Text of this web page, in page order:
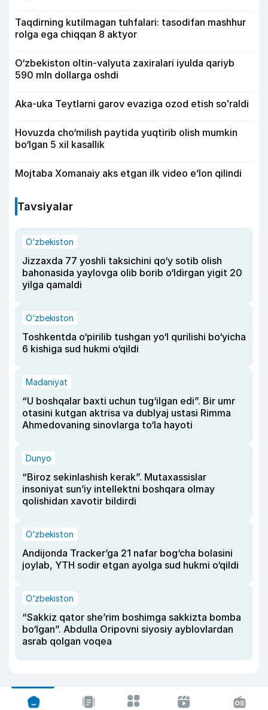
Taqdirning kutilmagan tuhfalari: tasodifan mashhur
rolga ega chiqqan 8 aktyor
O‘zbekiston oltin-valyuta zaxiralari iyulda qariyb
590 mln dollarga oshdi
Aka-uka Teytlarni garov evaziga ozod etish soʻraldi
Hovuzda cho‘milish paytida yuqtirib olish mumkin
bo‘lgan 5 xil kasallik
Mojtaba Xomanaiy aks etgan ilk video e’lon qilindi
Tavsiyalar
O‘zbekiston
Jizzaxda 77 yoshli taksichini qo‘y sotib olish
bahonasida yaylovga olib borib o‘ldirgan yigit 20
yilga qamaldi
O‘zbekiston
Toshkentda o‘pirilib tushgan yo‘l qurilishi bo‘yicha
6 kishiga sud hukmi o‘qildi
Madaniyat
“U boshqalar baxti uchun tug‘ilgan edi”. Bir umr
otasini kutgan aktrisa va dublyaj ustasi Rimma
Ahmedovaning sinovlarga to‘la hayoti
Dunyo
“Biroz sekinlashish kerak”. Mutaxassislar
insoniyat sun’iy intellektni boshqara olmay
qolishidan xavotir bildirdi
O‘zbekiston
Andijonda Tracker’ga 21 nafar bog‘cha bolasini
joylab, YTH sodir etgan ayolga sud hukmi o‘qildi
O‘zbekiston
“Sakkiz qator she’rim boshimga sakkizta bomba
bo‘lgan”. Abdulla Oripovni siyosiy ayblovlardan
asrab qolgan voqea